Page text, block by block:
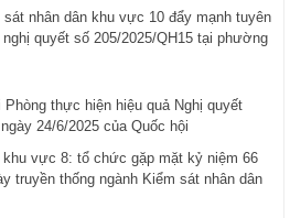
sát nhân dân khu vực 10 đẩy mạnh tuyên
quyết số 205/2025/QH15 tại phường
thực hiện hiệu quả Nghị quyết
24/6/2025 của Quốc hội
khu vực 8: tổ chức gặp mặt kỷ niệm 66
truyền thống ngành Kiểm sát nhân dân